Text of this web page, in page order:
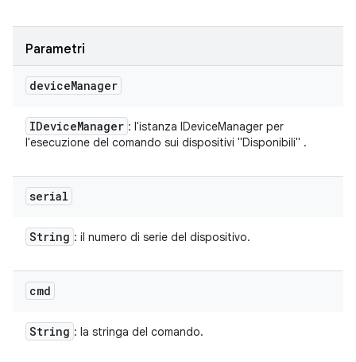
Parametri
deviceManager
IDeviceManager : l'istanza IDeviceManager per
l'esecuzione del comando sui dispositivi "Disponibili" .
serial
String : il numero di serie del dispositivo.
cmd
String : la stringa del comando.